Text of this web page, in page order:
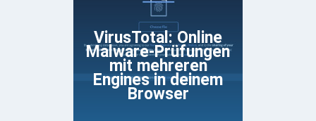
VirusTotal: Online
Malware-Prüfungen
mit mehreren
Engines in deinem
Browser